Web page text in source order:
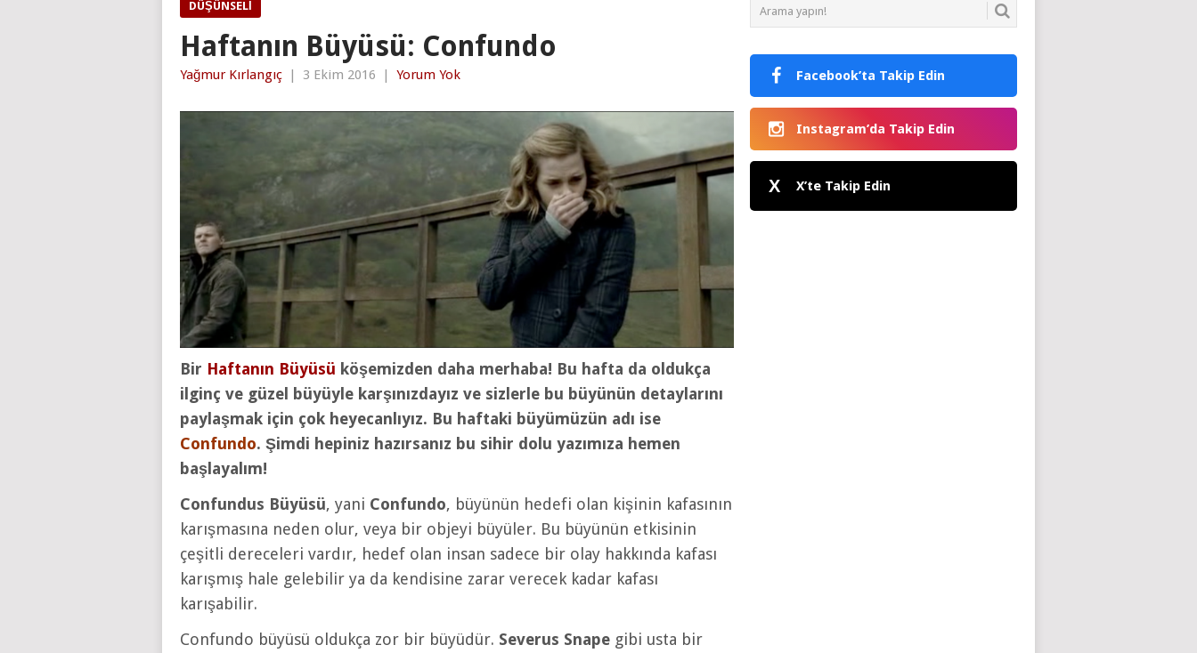
DÜŞÜNSELI
Haftanın Büyüsü: Confundo
Yağmur Kırlangıç | 3 Ekim 2016 | Yorum Yok
Bir Haftanın Büyüsü köşemizden daha merhaba! Bu hafta da oldukça
ilginç ve güzel büyüyle karşınızdayız ve sizlerle bu büyünün detaylarını
paylaşmak için çok heyecanlıyız. Bu haftaki büyümüzün adı ise
Confundo. Şimdi hepiniz hazırsanız bu sihir dolu yazımıza hemen
başlayalım!
Confundus Büyüsü, yani Confundo, büyünün hedefi olan kişinin kafasının
karışmasına neden olur, veya bir objeyi büyüler. Bu büyünün etkisinin
çeşitli dereceleri vardır, hedef olan insan sadece bir olay hakkında kafası
karışmış hale gelebilir ya da kendisine zarar verecek kadar kafası
karışabilir.
Confundo büyüsü oldukça zor bir büyüdür. Severus Snape gibi usta bir
Facebook’ta Takip Edin
Instagram’da Takip Edin
X X’te Takip Edin